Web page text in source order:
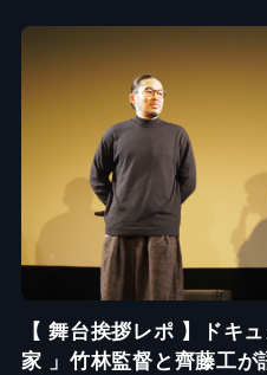
【 舞台挨拶レポ 】ドキ
家 」竹林監督と齊藤工が